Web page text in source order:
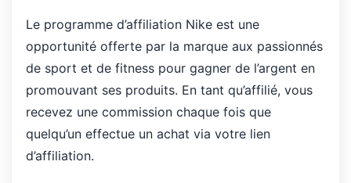
Le programme d’affiliation Nike est une
opportunité offerte par la marque aux passionnés
de sport et de fitness pour gagner de l’argent en
promouvant ses produits. En tant qu’affilié, vous
recevez une commission chaque fois que
quelqu’un effectue un achat via votre lien
d’affiliation.